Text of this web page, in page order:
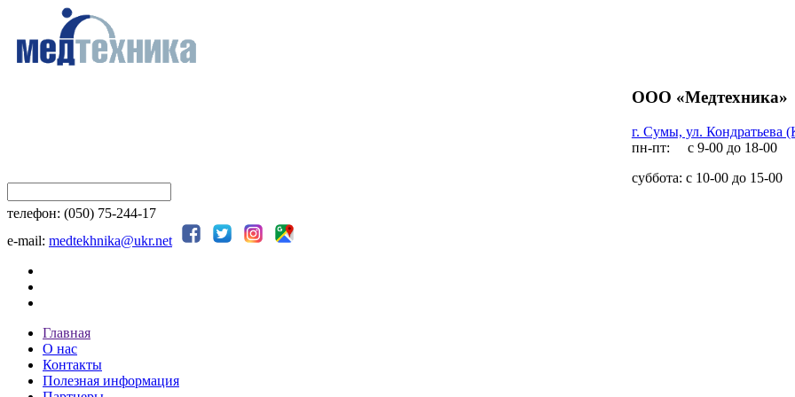
ООО «Медтехника»
г. Сумы, ул. Кондратьева
пн-пт: с 9-00 до 18-00
суббота: с 10-00 до 15-00
телефон: (050) 75-244-17
e-mail: medtekhnika@ukr.net
Главная
О нас
Контакты
Полезная информация